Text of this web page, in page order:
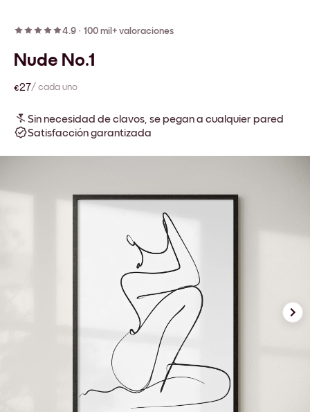
4.9 · 100 mil+ valoraciones
Nude No.1
€27/ cada uno
Sin necesidad de clavos, se pegan a cualquier pared
Satisfacción garantizada